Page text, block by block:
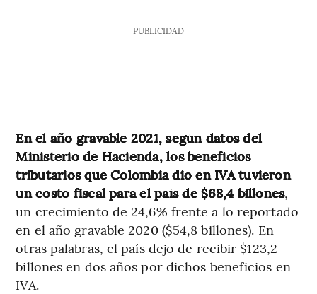
PUBLICIDAD
En el año gravable 2021, según datos del
Ministerio de Hacienda, los beneficios
tributarios que Colombia dio en IVA tuvieron
un costo fiscal para el país de $68,4 billones,
un crecimiento de 24,6% frente a lo reportado
en el año gravable 2020 ($54,8 billones). En
otras palabras, el país dejo de recibir $123,2
billones en dos años por dichos beneficios en
IVA.